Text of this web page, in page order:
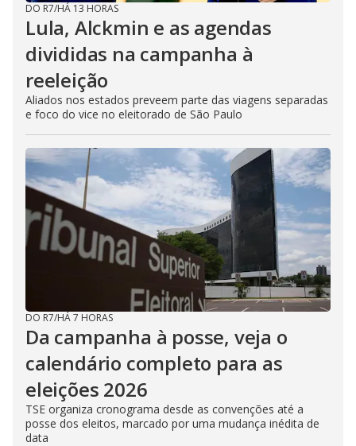
DO R7/HÁ 13 HORAS
Lula, Alckmin e as agendas
divididas na campanha à
reeleição
Aliados nos estados preveem parte das viagens separadas
e foco do vice no eleitorado de São Paulo
DO R7/HÁ 7 HORAS
Da campanha à posse, veja o
calendário completo para as
eleições 2026
TSE organiza cronograma desde as convenções até a
posse dos eleitos, marcado por uma mudança inédita de
data